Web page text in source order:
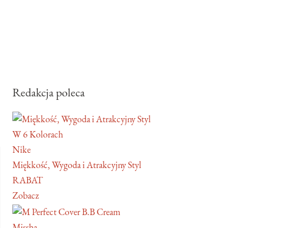
Redakcja poleca
W 6 Kolorach
Nike
Miękkość, Wygoda i Atrakcyjny Styl
RABAT
Zobacz